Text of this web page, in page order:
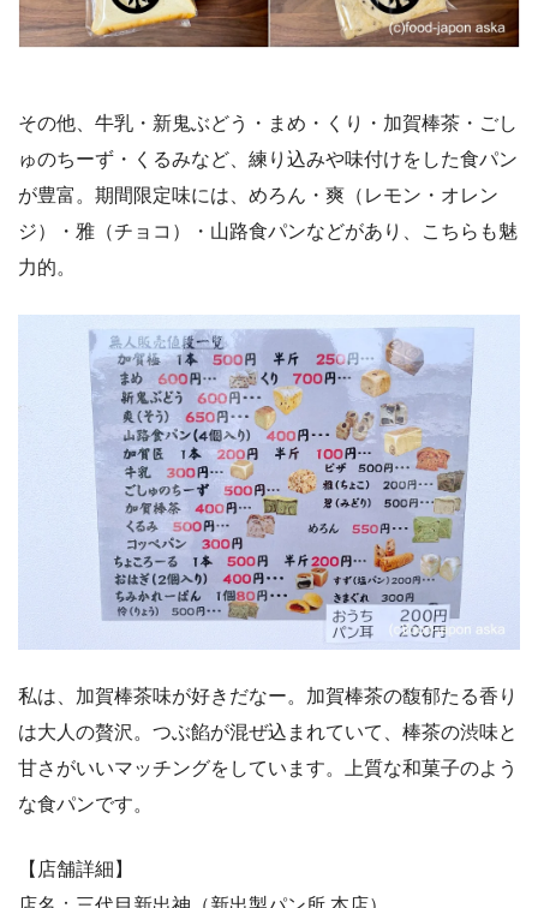
その他、牛乳・新鬼ぶどう・まめ・くり・加賀棒茶・ごし
ゅのちーず・くるみなど、練り込みや味付けをした食パン
が豊富。期間限定味には、めろん・爽（レモン・オレン
ジ）・雅（チョコ）・山路食パンなどがあり、こちらも魅
力的。
私は、加賀棒茶味が好きだなー。加賀棒茶の馥郁たる香り
は大人の贅沢。つぶ餡が混ぜ込まれていて、棒茶の渋味と
甘さがいいマッチングをしています。上質な和菓子のよう
な食パンです。
【店舗詳細】